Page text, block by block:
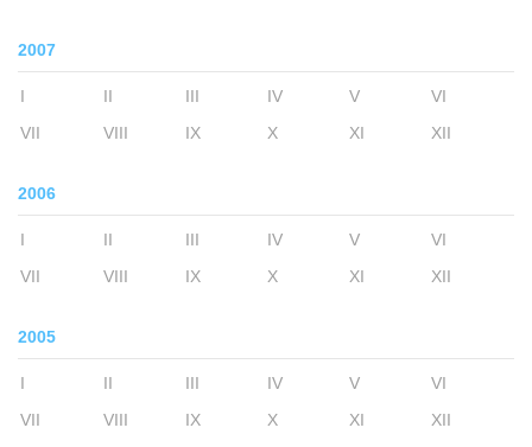
2007
I II III IV V
VI
VII
VIII IX X XI XII
2006
I II III IV V
VI
VII
VIII IX X XI XII
2005
I II III IV V
VI
VII
VIII IX X XI XII